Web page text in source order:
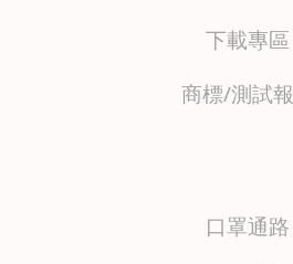
下載專區
商標/測試報
口罩通路